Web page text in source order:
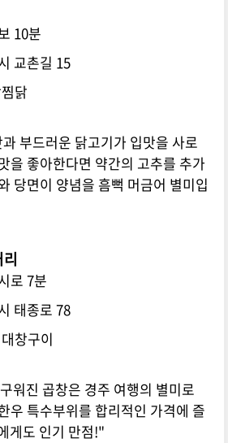
10분
교촌길 15
닭
부드러운 닭고기가 입맛을 사로
을 좋아한다면 약간의 고추를 추가
당면이 양념을 흠뻑 머금어 별미입
로 7분
태종로 78
창구이
워진 곱창은 경주 여행의 별미로
우 특수부위를 합리적인 가격에 즐
게도 인기 만점!"